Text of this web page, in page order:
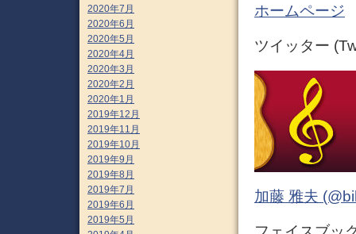
ホームページ
ツイッター
加藤 雅夫
2020年7月
2020年6月
2020年5月
2020年4月
2020年3月
2020年2月
2020年1月
2019年12月
2019年11月
2019年10月
2019年9月
2019年8月
2019年7月
2019年6月
2019年5月